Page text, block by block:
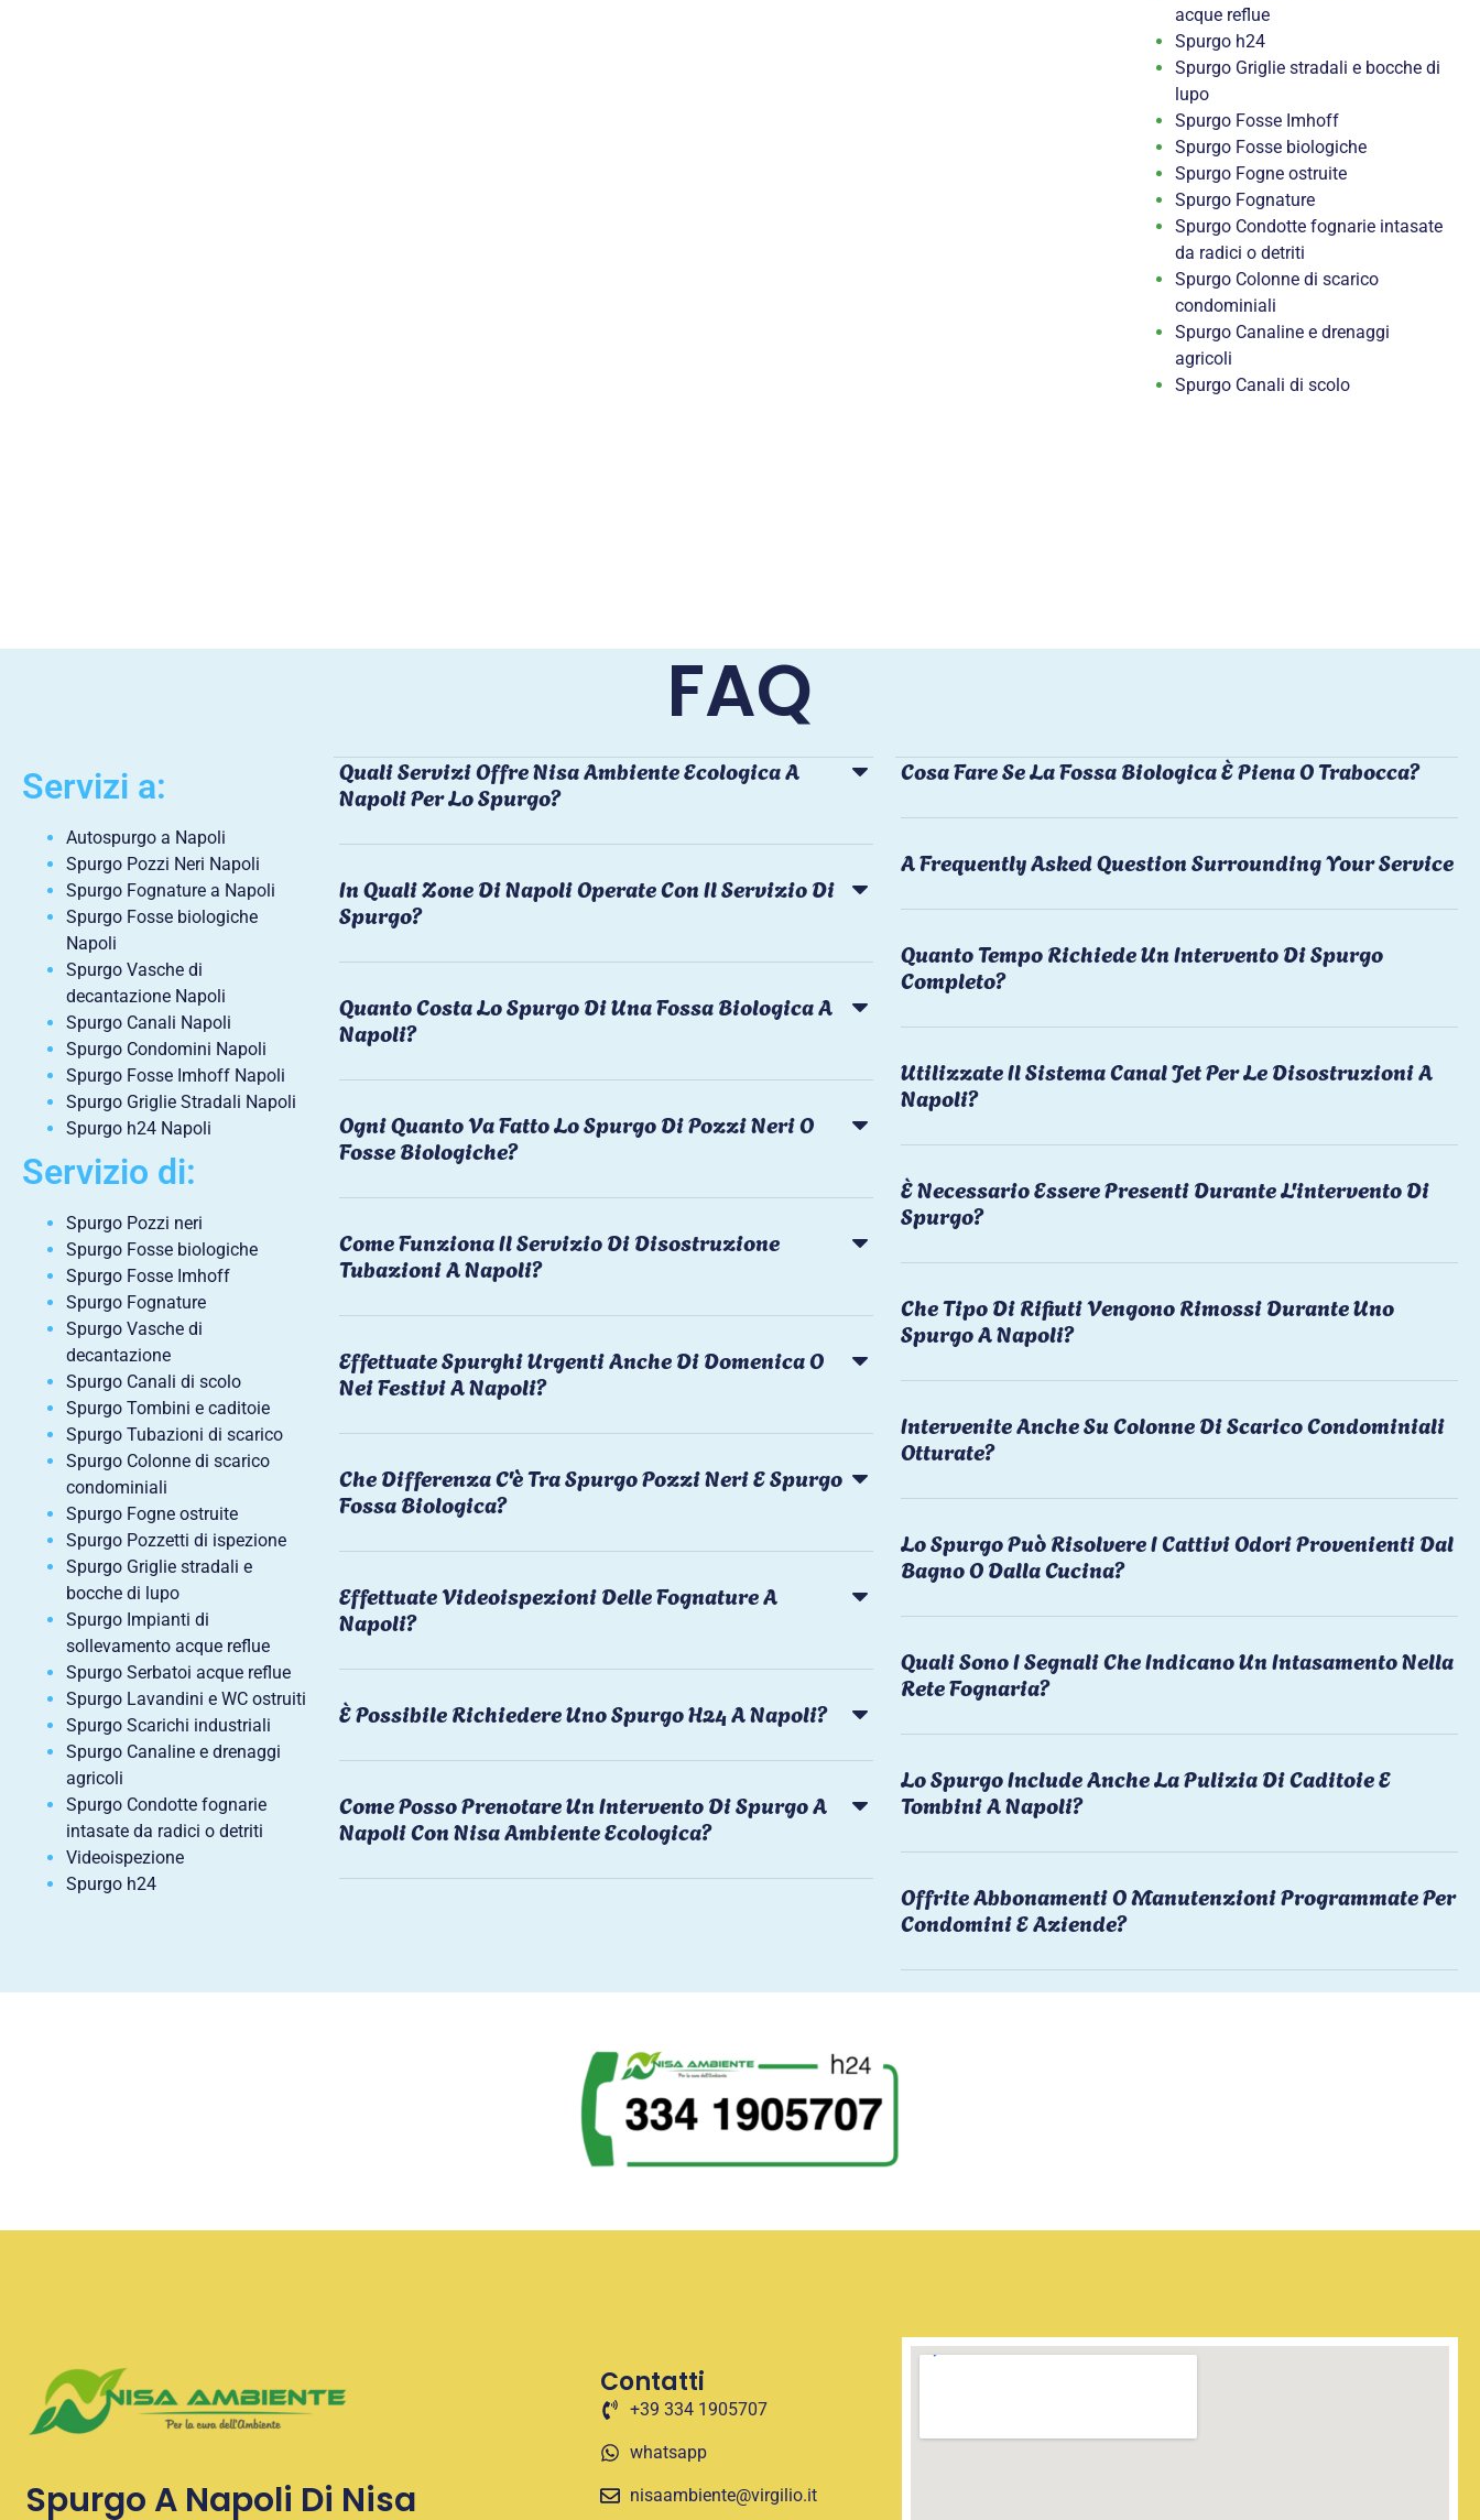
acque reflue
Spurgo h24
Spurgo Griglie stradali e bocche di
lupo
Spurgo Fosse Imhoff
Spurgo Fosse biologiche
Spurgo Fogne ostruite
Spurgo Fognature
Spurgo Condotte fognarie intasate
da radici o detriti
Spurgo Colonne di scarico
condominiali
Spurgo Canaline e drenaggi
agricoli
Spurgo Canali di scolo
FAQ
Servizi a:
Autospurgo a Napoli
Spurgo Pozzi Neri Napoli
Spurgo Fognature a Napoli
Spurgo Fosse biologiche
Napoli
Spurgo Vasche di
decantazione Napoli
Spurgo Canali Napoli
Spurgo Condomini Napoli
Spurgo Fosse Imhoff Napoli
Spurgo Griglie Stradali Napoli
Spurgo h24 Napoli
Servizio di:
Spurgo Pozzi neri
Spurgo Fosse biologiche
Spurgo Fosse Imhoff
Spurgo Fognature
Spurgo Vasche di
decantazione
Spurgo Canali di scolo
Spurgo Tombini e caditoie
Spurgo Tubazioni di scarico
Spurgo Colonne di scarico
condominiali
Spurgo Fogne ostruite
Spurgo Pozzetti di ispezione
Spurgo Griglie stradali e
bocche di lupo
Spurgo Impianti di
sollevamento acque reflue
Spurgo Serbatoi acque reflue
Spurgo Lavandini e WC ostruiti
Spurgo Scarichi industriali
Spurgo Canaline e drenaggi
agricoli
Spurgo Condotte fognarie
intasate da radici o detriti
Videoispezione
Spurgo h24
Quali Servizi Offre Nisa Ambiente Ecologica A
Napoli Per Lo Spurgo?
In Quali Zone Di Napoli Operate Con Il Servizio Di
Spurgo?
Quanto Costa Lo Spurgo Di Una Fossa Biologica A
Napoli?
Ogni Quanto Va Fatto Lo Spurgo Di Pozzi Neri O
Fosse Biologiche?
Come Funziona Il Servizio Di Disostruzione
Tubazioni A Napoli?
Effettuate Spurghi Urgenti Anche Di Domenica O
Nei Festivi A Napoli?
Che Differenza C'è Tra Spurgo Pozzi Neri E Spurgo
Fossa Biologica?
Effettuate Videoispezioni Delle Fognature A
Napoli?
È Possibile Richiedere Uno Spurgo H24 A Napoli?
Come Posso Prenotare Un Intervento Di Spurgo A
Napoli Con Nisa Ambiente Ecologica?
Cosa Fare Se La Fossa Biologica È Piena O Trabocca?
A Frequently Asked Question Surrounding Your Service
Quanto Tempo Richiede Un Intervento Di Spurgo
Completo?
Utilizzate Il Sistema Canal Jet Per Le Disostruzioni A
Napoli?
È Necessario Essere Presenti Durante L'intervento Di
Spurgo?
Che Tipo Di Rifiuti Vengono Rimossi Durante Uno
Spurgo A Napoli?
Intervenite Anche Su Colonne Di Scarico Condominiali
Otturate?
Lo Spurgo Può Risolvere I Cattivi Odori Provenienti Dal
Bagno O Dalla Cucina?
Quali Sono I Segnali Che Indicano Un Intasamento Nella
Rete Fognaria?
Lo Spurgo Include Anche La Pulizia Di Caditoie E
Tombini A Napoli?
Offrite Abbonamenti O Manutenzioni Programmate Per
Condomini E Aziende?
Spurgo A Napoli Di Nisa
Contatti
+39 334 1905707
whatsapp
nisaambiente@virgilio.it